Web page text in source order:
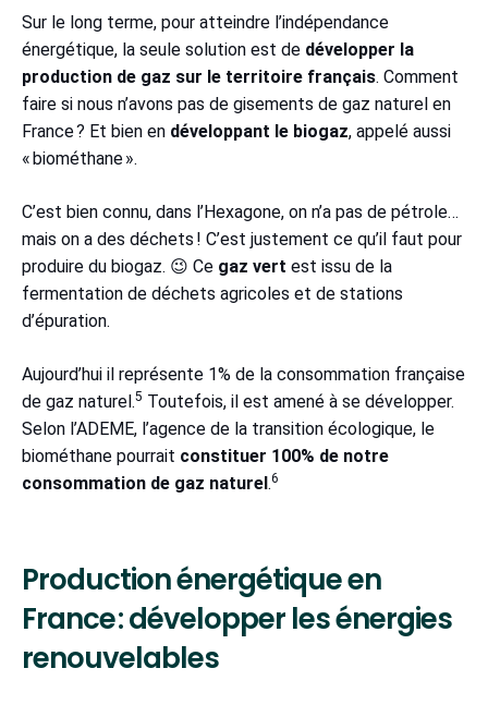
Sur le long terme, pour atteindre l’indépendance
énergétique, la seule solution est de développer la
production de gaz sur le territoire français. Comment
faire si nous n’avons pas de gisements de gaz naturel en
France ? Et bien en développant le biogaz, appelé aussi
« biométhane ».
C’est bien connu, dans l’Hexagone, on n’a pas de pétrole…
mais on a des déchets ! C’est justement ce qu’il faut pour
produire du biogaz. 😉 Ce gaz vert est issu de la
fermentation de déchets agricoles et de stations
d’épuration.
Aujourd’hui il représente 1% de la consommation française
de gaz naturel.5 Toutefois, il est amené à se développer.
Selon l’ADEME, l’agence de la transition écologique, le
biométhane pourrait constituer 100% de notre
consommation de gaz naturel .6
Production énergétique en
France : développer les énergies
renouvelables